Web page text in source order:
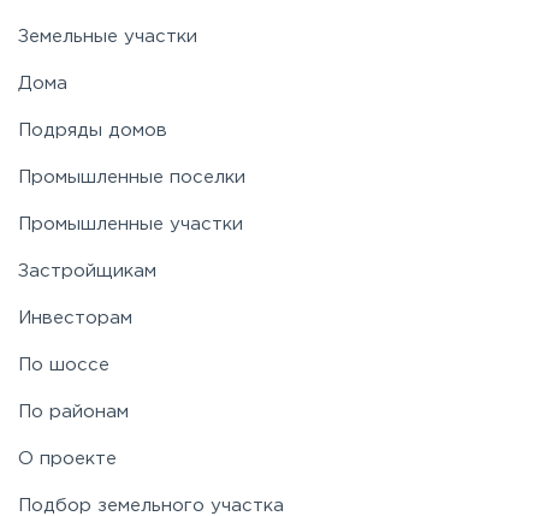
Земельные участки
Дома
Подряды домов
Промышленные поселки
Промышленные участки
Застройщикам
Инвесторам
По шоссе
По районам
О проекте
Подбор земельного участка